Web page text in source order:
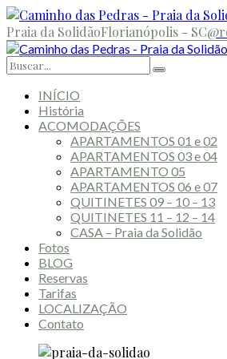
Praia da SolidãoFlorianópolis - SC
INÍCIO
História
ACOMODAÇÕES
APARTAMENTOS 01 e 02
APARTAMENTOS 03 e 04
APARTAMENTO 05
APARTAMENTOS 06 e 07
QUITINETES 09 – 10 – 13
QUITINETES 11 – 12 – 14
CASA – Praia da Solidão
Fotos
BLOG
Reservas
Tarifas
LOCALIZAÇÃO
Contato